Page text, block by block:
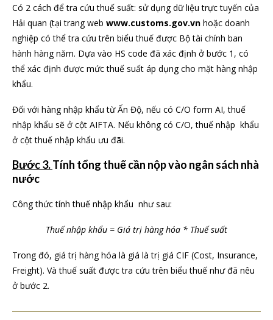
Có 2 cách để tra cứu thuế suất: sử dụng dữ liệu trực tuyến của
Hải quan (tại trang web www.customs.gov.vn hoặc doanh
nghiệp có thể tra cứu trên biểu thuế được Bộ tài chính ban
hành hàng năm. Dựa vào HS code đã xác định ở bước 1, có
thể xác định được mức thuế suất áp dụng cho mặt hàng nhập
khẩu.
Đối với hàng nhập khẩu từ Ấn Độ, nếu có C/O form AI, thuế
nhập khẩu sẽ ở cột AIFTA. Nếu không có C/O, thuế nhập khẩu
ở cột thuế nhập khẩu ưu đãi.
Bước 3.Tính tổng thuế cần nộp vào ngân sách nhà
nước
Công thức tính thuế nhập khẩu như sau:
Thuế nhập khẩu = Giá trị hàng hóa * Thuế suất
Trong đó, giá trị hàng hóa là giá là trị giá CIF (Cost, Insurance,
Freight). Và thuế suất được tra cứu trên biểu thuế như đã nêu
ở bước 2.